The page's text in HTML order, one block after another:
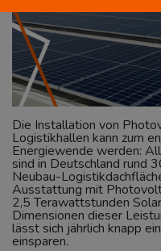
Die Installation von
Logistikhallen kann zum
Energiewende werden:
sind in Deutschland rund
Neubau-
Ausstattung mit
2,5 Terawattstunden
Dimensionen dieser
lässt sich jährlich knapp
einsparen.